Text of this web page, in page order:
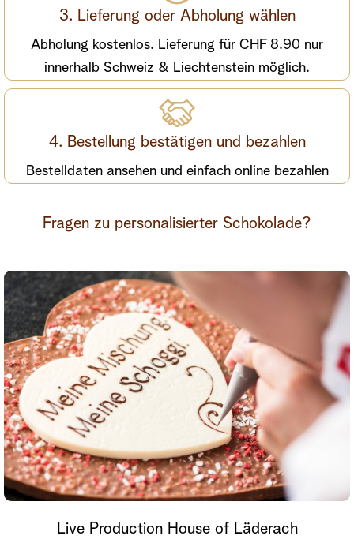
3. Lieferung oder Abholung wählen
Abholung kostenlos. Lieferung für CHF 8.90 nur
innerhalb Schweiz & Liechtenstein möglich.
4. Bestellung bestätigen und bezahlen
Bestelldaten ansehen und einfach online bezahlen
Fragen zu personalisierter Schokolade?
Live Production House of Läderach